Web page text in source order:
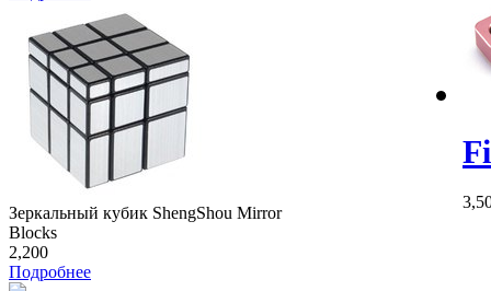
Зеркальный кубик ShengShou Mirror
Blocks
2,200
Подробнее